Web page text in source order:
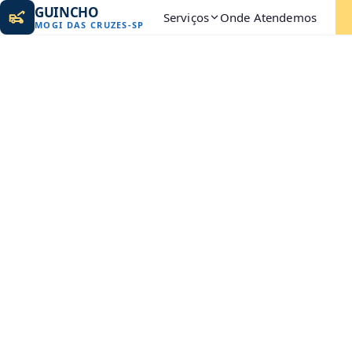
GUINCHO
MOGI DAS CRUZES-SP Serviços Onde Atendemos